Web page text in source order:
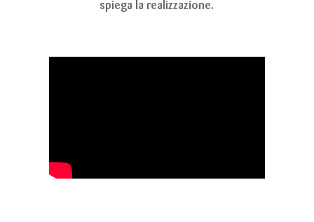
spiega la realizzazione.